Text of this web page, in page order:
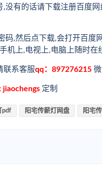
没有的话请下载注册百度
码,然后点下载,会打开百度
机上,电视上,电脑上随时在
联系客服qq：897276215
jiaochengs 定制
pdf 阳宅传薪灯网盘 阳宅